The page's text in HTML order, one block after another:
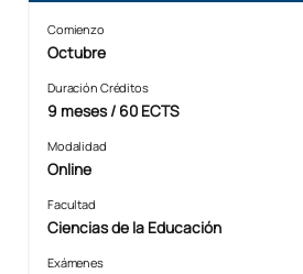
Comienzo
Octubre
Duración Créditos
9 meses / 60 ECTS
Modalidad
Online
Facultad
Ciencias de la Educación
Exámenes